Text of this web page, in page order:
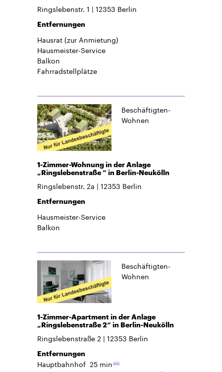
Ringslebenstr. 1 12353 Berlin
Entfernungen
Hausrat(zur Anmietung)
Hausmeister-Service
Balkon
Fahrradstellplätze
Beschäftigten-
Wohnen
1-Zimmer-Wohnung in der Anlage
„Ringslebenstraße “ in Berlin-Neukölln
Ringslebenstr. 2a 12353 Berlin
Entfernungen
Hausmeister-Service
Balkon
Beschäftigten-
Wohnen
1-Zimmer-Apartment in der Anlage
„Ringslebenstraße 2“ in Berlin-Neukölln
Ringslebenstraße 2 12353 Berlin
Entfernungen
Hauptbahnhof 25 min